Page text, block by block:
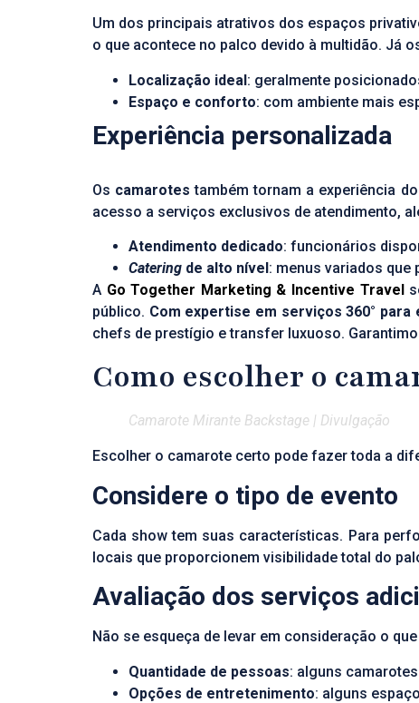
Um dos principais atrativos dos espaços
o que acontece no palco devido à multidão. Já
Localização ideal: geralmente
Espaço e conforto: com ambiente mais
Experiência personalizada
Os camarotes também tornam a experiência
acesso a serviços exclusivos de atendimento,
Atendimento dedicado: funcionários
Catering de alto nível: menus variados
A Go Together Marketing & Incentive Travel
público. Com expertise em serviços 360° para
chefs de prestígio e transfer luxuoso.
Como escolher o
Camarote Mirante Backstage | Divulgação
Escolher o camarote certo pode fazer toda a
Considere o tipo de evento
Cada show tem suas características. Para
locais que proporcionem visibilidade total do
Avaliação dos serviços
Não se esqueça de levar em consideração o
Quantidade de pessoas: alguns
Opções de entretenimento: alguns